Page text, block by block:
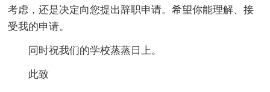
考虑，还是决定向您提出辞职申请。希望你能理解、接
受我的申请。
同时祝我们的学校蒸蒸日上。
此致